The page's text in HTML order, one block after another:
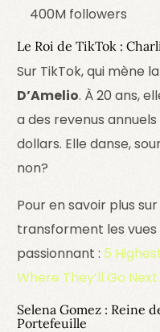
400M followers
Le Roi de TikTok :
Sur TikTok, qui mène
D’Amelio. À 20 ans,
a des revenus
dollars. Elle danse,
non?
Pour en savoir plus
transforment les
passionnant : 5
Where They’ll Go
Selena Gomez : Reine
Portefeuille